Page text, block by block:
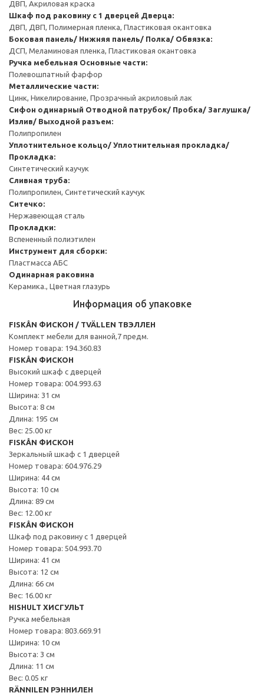
ДВП, Акриловая краска
Шкаф под раковину с 1 дверцей Дверца:
ДВП, ДВП, Полимерная пленка, Пластиковая окантовка
Боковая панель/ Нижняя панель/ Полка/ Обвязка:
ДСП, Меламиновая пленка, Пластиковая окантовка
Ручка мебельная Основные части:
Полевошпатный фарфор
Металлические части:
Цинк, Никелирование, Прозрачный акриловый лак
Сифон одинарный Отводной патрубок/ Пробка/ Заглушка/
Излив/ Выходной разъем:
Полипропилен
Уплотнительное кольцо/ Уплотнительная прокладка/
Прокладка:
Синтетический каучук
Сливная труба:
Полипропилен, Синтетический каучук
Ситечко:
Нержавеющая сталь
Прокладки:
Вспененный полиэтилен
Инструмент для сборки:
Пластмасса АБС
Одинарная раковина
Керамика., Цветная глазурь
Информация об упаковке
FISKÅN ФИСКОН / TVÄLLEN ТВЭЛЛЕН
Комплект мебели для ванной,7 предм.
Номер товара: 194.360.83
FISKÅN ФИСКОН
Высокий шкаф с дверцей
Номер товара: 004.993.63
Ширина: 31 см
Высота: 8 см
Длина: 195 см
Вес: 25.00 кг
FISKÅN ФИСКОН
Зеркальный шкаф с 1 дверцей
Номер товара: 604.976.29
Ширина: 44 см
Высота: 10 см
Длина: 89 см
Вес: 12.00 кг
FISKÅN ФИСКОН
Шкаф под раковину с 1 дверцей
Номер товара: 504.993.70
Ширина: 41 см
Высота: 12 см
Длина: 66 см
Вес: 16.00 кг
HISHULT ХИСГУЛЬТ
Ручка мебельная
Номер товара: 803.669.91
Ширина: 10 см
Высота: 3 см
Длина: 11 см
Вес: 0.05 кг
RÄNNILEN РЭННИЛЕН